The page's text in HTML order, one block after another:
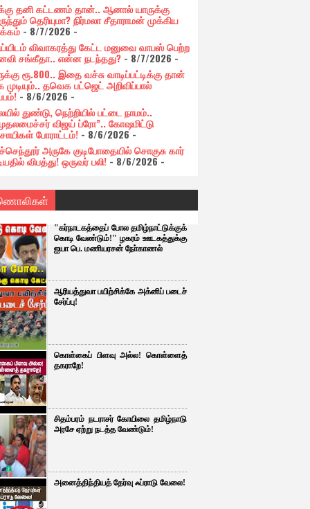
தனி கட்டணம் தான்.. ஆனால் யாருக்கு
தெரியுமா? நிர்மலா சீதாராமன் முக்கிய
- 8/7/2026 -
விவாகரத்து கேட்ட மனுவை வாபஸ் பெற்ற
சங்கீதா.. என்ன நடந்தது? - 8/7/2026 -
ரூ.800.. இதை வச்சு வாடிப்பட்டிக்கு தான்
தவெக பட்ஜெட் அறிவிப்பால்
- 8/6/2026 -
துண்டு, நெற்றியில் பட்டை நாமம்..
விஜய் ப்ரோ”.. கோஷமிட்டு
போராட்டம்! - 8/6/2026-
அருகே குடிபோதையில் சொகுசு கார்
விபத்து! ஒருவர் பலி! - 8/6/2026-
"கர்நாடகத்தைப் போல தமிழ்நாட்டுக்குக்
கொடி வேண்டும்!" ழகரம் ஊடகத்துக்கு
ஐயா பெ. மணியரசன் நோ்காணல்
ஆரியத்துவா பயிற்சிக்கே அக்னிப் படைச்
சேர்ப்பு!
கொள்கைப் பிளவு அல்ல! கொள்ளைத்
தகராறே!
சிதம்பரம் நடராசர் கோயிலை தமிழ்நாடு
அரசே ஏற்று நடத்த வேண்டும்!
அனைத்திந்தியத் தேர்வு ஃப்ராடு வேலை!